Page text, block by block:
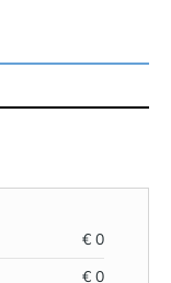
€ 0
€ 0